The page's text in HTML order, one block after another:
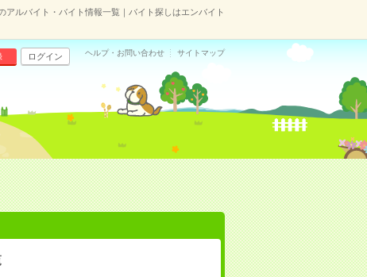
ルバイト・バイト情報一覧｜バイト探しはエンバイト
ログイン ヘルプ・お問い合わせ サイトマップ